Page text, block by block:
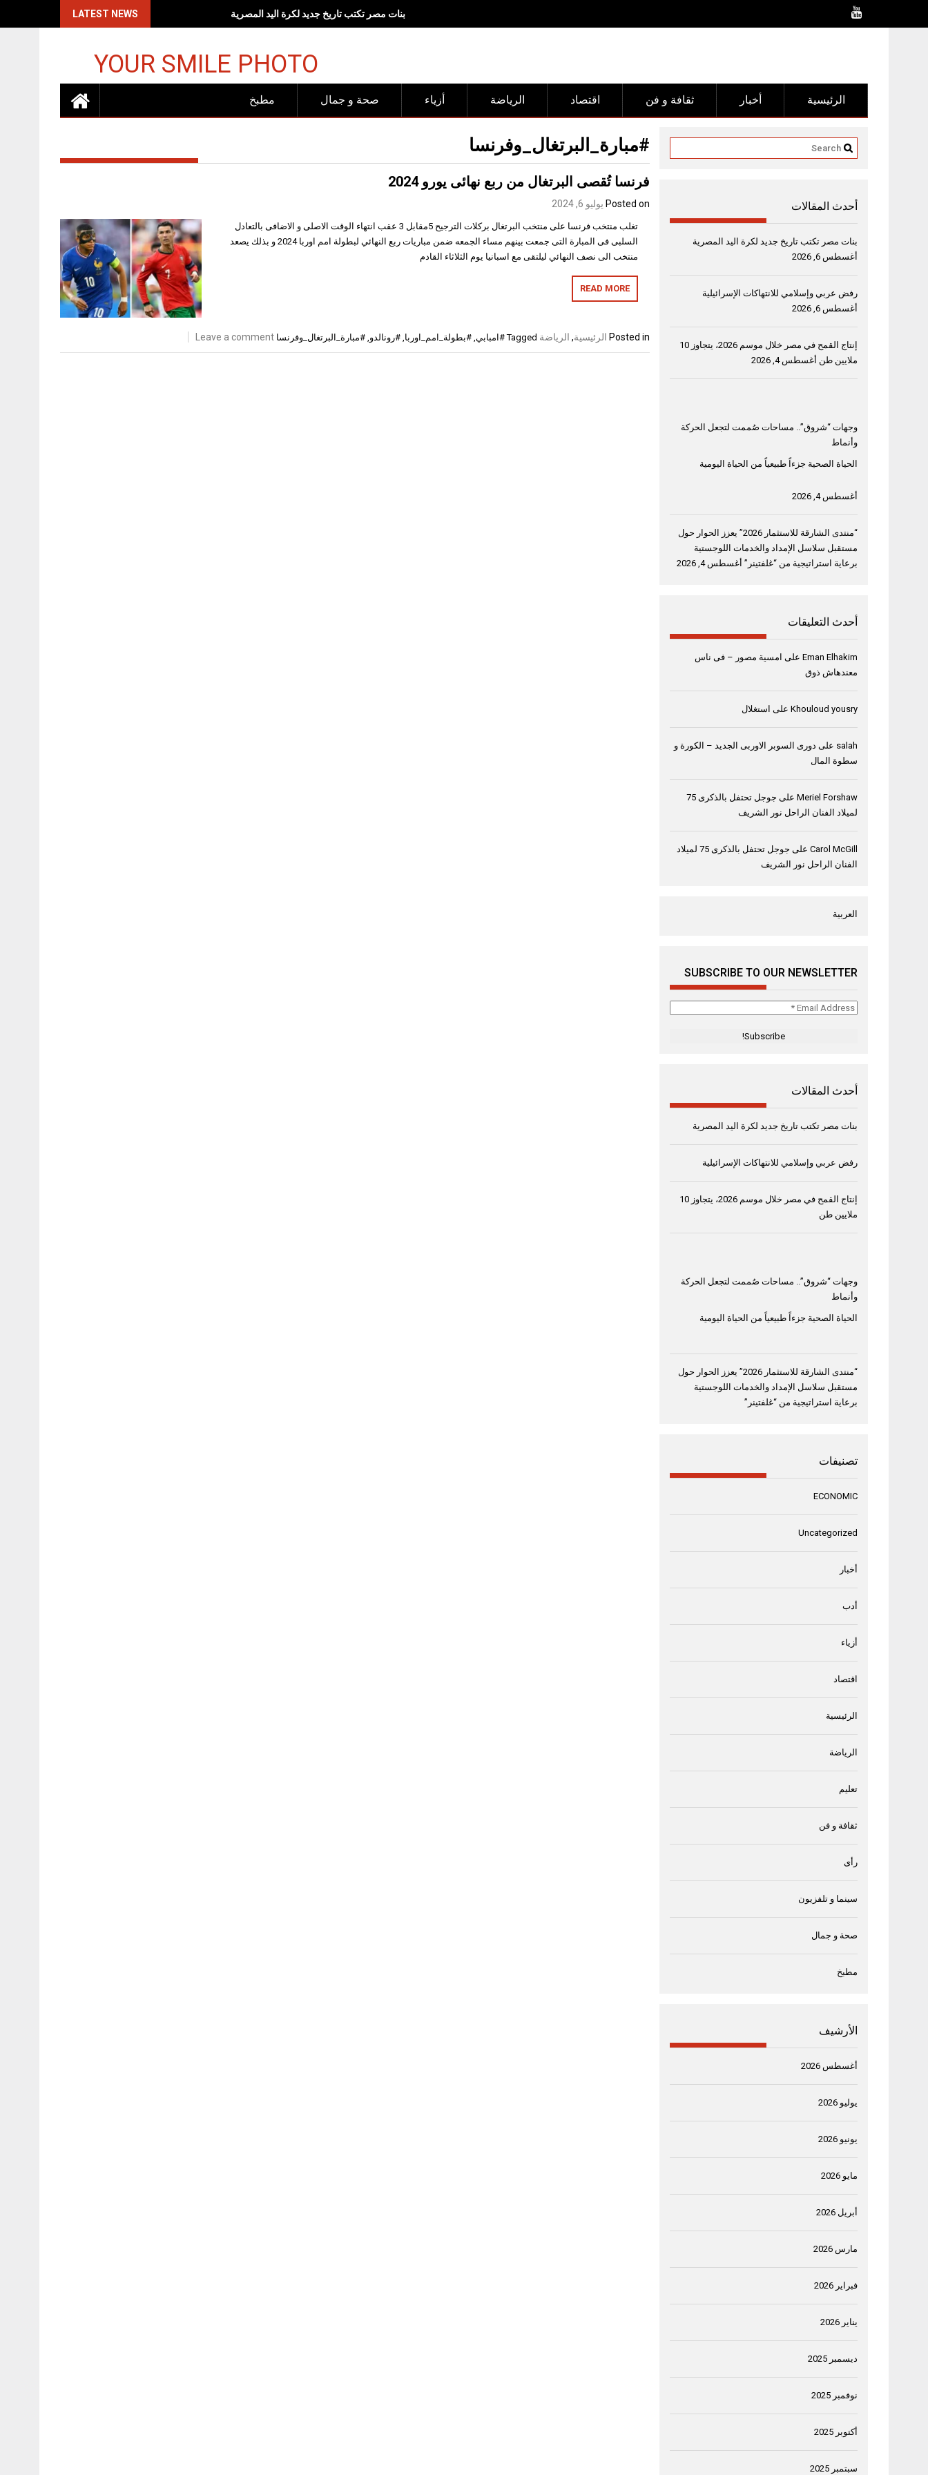
LATEST NEWS رفض عربي وإسلامي للانتهاكات الإسرائيلية
YOUR SMILE PHOTO
مطبخ صحة و جمال أزياء الرياضة اقتصاد ثقافة و فن أخبار الرئيسية
#مبارة_البرتغال_وفرنسا
فرنسا تُقصى البرتغال من ربع نهائى يورو 2024
Posted on يوليو 6, 2024
تغلب منتخب فرنسا على منتخب البرتغال بركلات الترجيح 5مقابل 3 عقب انتهاء الوقت الاصلى و الاضافى بالتعادل
السلبى فى المبارة التى جمعت بينهم مساء الجمعه ضمن مباريات ربع النهائي لبطولة امم اوربا 2024 و بذلك يصعد
منتخب الى نصف النهائي ليلتقى مع اسبانيا يوم الثلاثاء القادم
READ MORE
Posted in الرئيسية, الرياضة Tagged #امبابي, #بطولة_امم_اوربا, #رونالدو, #مبارة_البرتغال_وفرنسا Leave a comment
أحدث المقالات
بنات مصر تكتب تاريخ جديد لكرة اليد المصرية
أغسطس 6, 2026
رفض عربي وإسلامي للانتهاكات الإسرائيلية
أغسطس 6, 2026
إنتاج القمح في مصر خلال موسم 2026، يتجاوز 10
ملايين طن أغسطس 4, 2026
وجهات “شروق”.. مساحات صُممت لتجعل الحركة
وأنماط
الحياة الصحية جزءاً طبيعياً من الحياة اليومية
أغسطس 4, 2026
“منتدى الشارقة للاستثمار 2026” يعزز الحوار حول
مستقبل سلاسل الإمداد والخدمات اللوجستية
برعاية استراتيجية من “غلفتينر” أغسطس 4, 2026
أحدث التعليقات
Eman Elhakim على امسية مصور – فى ناس
معندهاش ذوق
Khouloud yousry على استغلال
salah على دورى السوبر الاوربى الجديد – الكورة و
سطوة المال
Meriel Forshaw على
جوجل تحتفل بالذكرى 75
لميلاد الفنان الراحل نور الشريف
Carol McGill على
جوجل تحتفل بالذكرى 75 لميلاد
الفنان الراحل نور الشريف
العربية
SUBSCRIBE TO OUR NEWSLETTER
Email
أحدث المقالات
بنات مصر تكتب تاريخ جديد لكرة اليد المصرية
رفض عربي وإسلامي للانتهاكات الإسرائيلية
إنتاج القمح في مصر خلال موسم 2026، يتجاوز 10
ملايين طن
وجهات “شروق”.. مساحات صُممت لتجعل الحركة
وأنماط
الحياة الصحية جزءاً طبيعياً من الحياة اليومية
“منتدى الشارقة للاستثمار 2026” يعزز الحوار حول
مستقبل سلاسل الإمداد والخدمات اللوجستية
برعاية استراتيجية من “غلفتينر”
تصنيفات
ECONOMIC
Uncategorized
أخبار
أدب
أزياء
اقتصاد
الرئيسية
الرياضة
تعليم
ثقافة و فن
رأى
سينما و تلفزيون
صحة و جمال
مطبخ
الأرشيف
أغسطس 2026
يوليو 2026
يونيو 2026
مايو 2026
أبريل 2026
مارس 2026
فبراير 2026
يناير 2026
ديسمبر 2025
نوفمبر 2025
أكتوبر 2025
سبتمبر 2025